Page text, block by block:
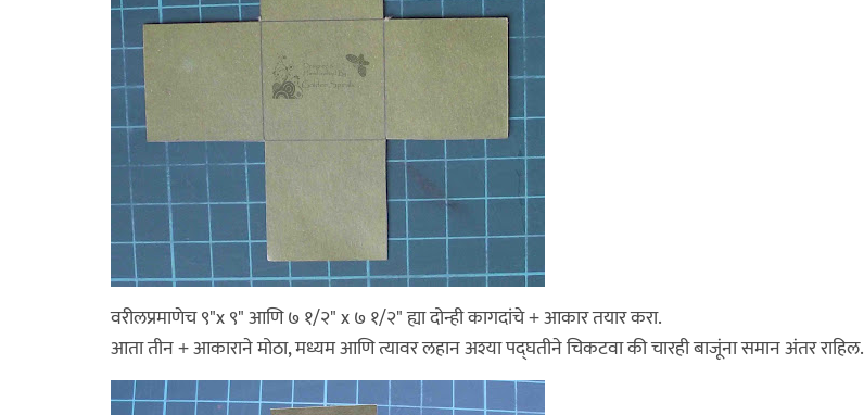
वरीलप्रमाणेच ९"x ९" आणि ७ १/२" x ७ १/२" ह्या दोन्ही कागदांचे + आकार तयार करा.
आता तीन + आकाराने मोठा, मध्यम आणि त्यावर लहान अश्या पद्घतीने चिकटवा की चारही बाजूंना समान अंतर राहिल.